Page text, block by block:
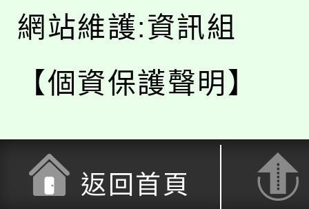
網站維護:資訊組
【個資保護聲明】
返回首頁